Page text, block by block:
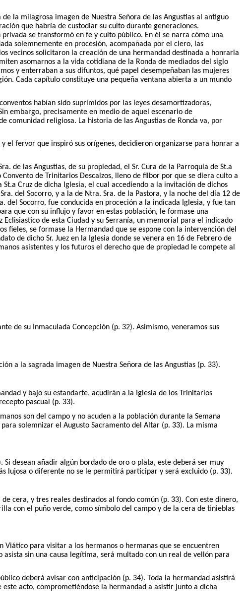
la milagrosa imagen de Nuestra Señora de las Angustias al antiguo
que habría de custodiar su culto durante generaciones.
se transformó en fe y culto público. En él se narra cómo una
solemnemente en procesión, acompañada por el clero, las
vecinos solicitaron la creación de una hermandad destinada a honrarla
asomarnos a la vida cotidiana de la Ronda de mediados del siglo
y enterraban a sus difuntos, qué papel desempeñaban las mujeres
Cada capítulo constituye una pequeña ventana abierta a un mundo
habían sido suprimidos por las leyes desamortizadoras,
embargo, precisamente en medio de aquel escenario de
comunidad religiosa. La historia de las Angustias de Ronda va, por
el fervor que inspiró sus orígenes, decidieron organizarse para honrar a
de las Angustias, de su propiedad, el Sr. Cura de la Parroquia de St.a
de Trinitarios Descalzos, lleno de filbor por que se diera culto a
Cruz de dicha Iglesia, el cual accediendo a la invitación de dichos
del Socorro, y a la de Ntra. Sra. de la Pastora, y la noche del día 12 de
del Socorro, fue conducida en proceción a la indicada Iglesia, y fue tan
que con su influjo y favor en estas población, le formase una
de esta Ciudad y su Serranía, un memorial para el indicado
fieles, se formase la Hermandad que se espone con la intervención del
de dicho Sr. Juez en la Iglesia donde se venera en 16 de Febrero de
asistentes y los futuros el derecho que de propiedad le compete al
de su Inmaculada Concepción (p. 32). Asimismo, veneramos sus
a la sagrada imagen de Nuestra Señora de las Angustias (p. 33).
y bajo su estandarte, acudirán a la Iglesia de los Trinitarios
pascual (p. 33).
son del campo y no acuden a la población durante la Semana
solemnizar el Augusto Sacramento del Altar (p. 33). La misma
desean añadir algún bordado de oro o plata, este deberá ser muy
lujosa o diferente no se le permitirá participar y será excluido (p. 33).
cera, y tres reales destinados al fondo común (p. 33). Con este dinero,
con el puño verde, como símbolo del campo y de la cera de tinieblas
Viático para visitar a los hermanos o hermanas que se encuentren
sin una causa legítima, será multado con un real de vellón para
deberá avisar con anticipación (p. 34). Toda la hermandad asistirá
acto, comprometiéndose la hermandad a asistir junto a dicha